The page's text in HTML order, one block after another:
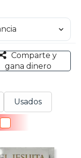
Comparte y
gana dinero
Usados